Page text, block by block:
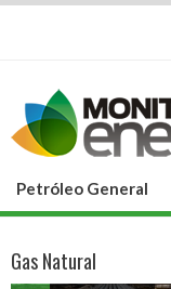
Petróleo General
Gas Natural